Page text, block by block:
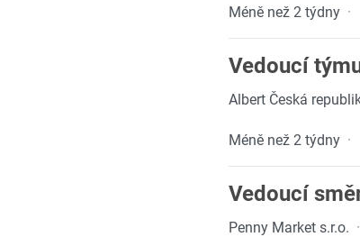
Méně než 2 týdny ·
Vedoucí
Albert Česká
Méně než 2 týdny ·
Vedoucí
Penny Market s.r.o. ·